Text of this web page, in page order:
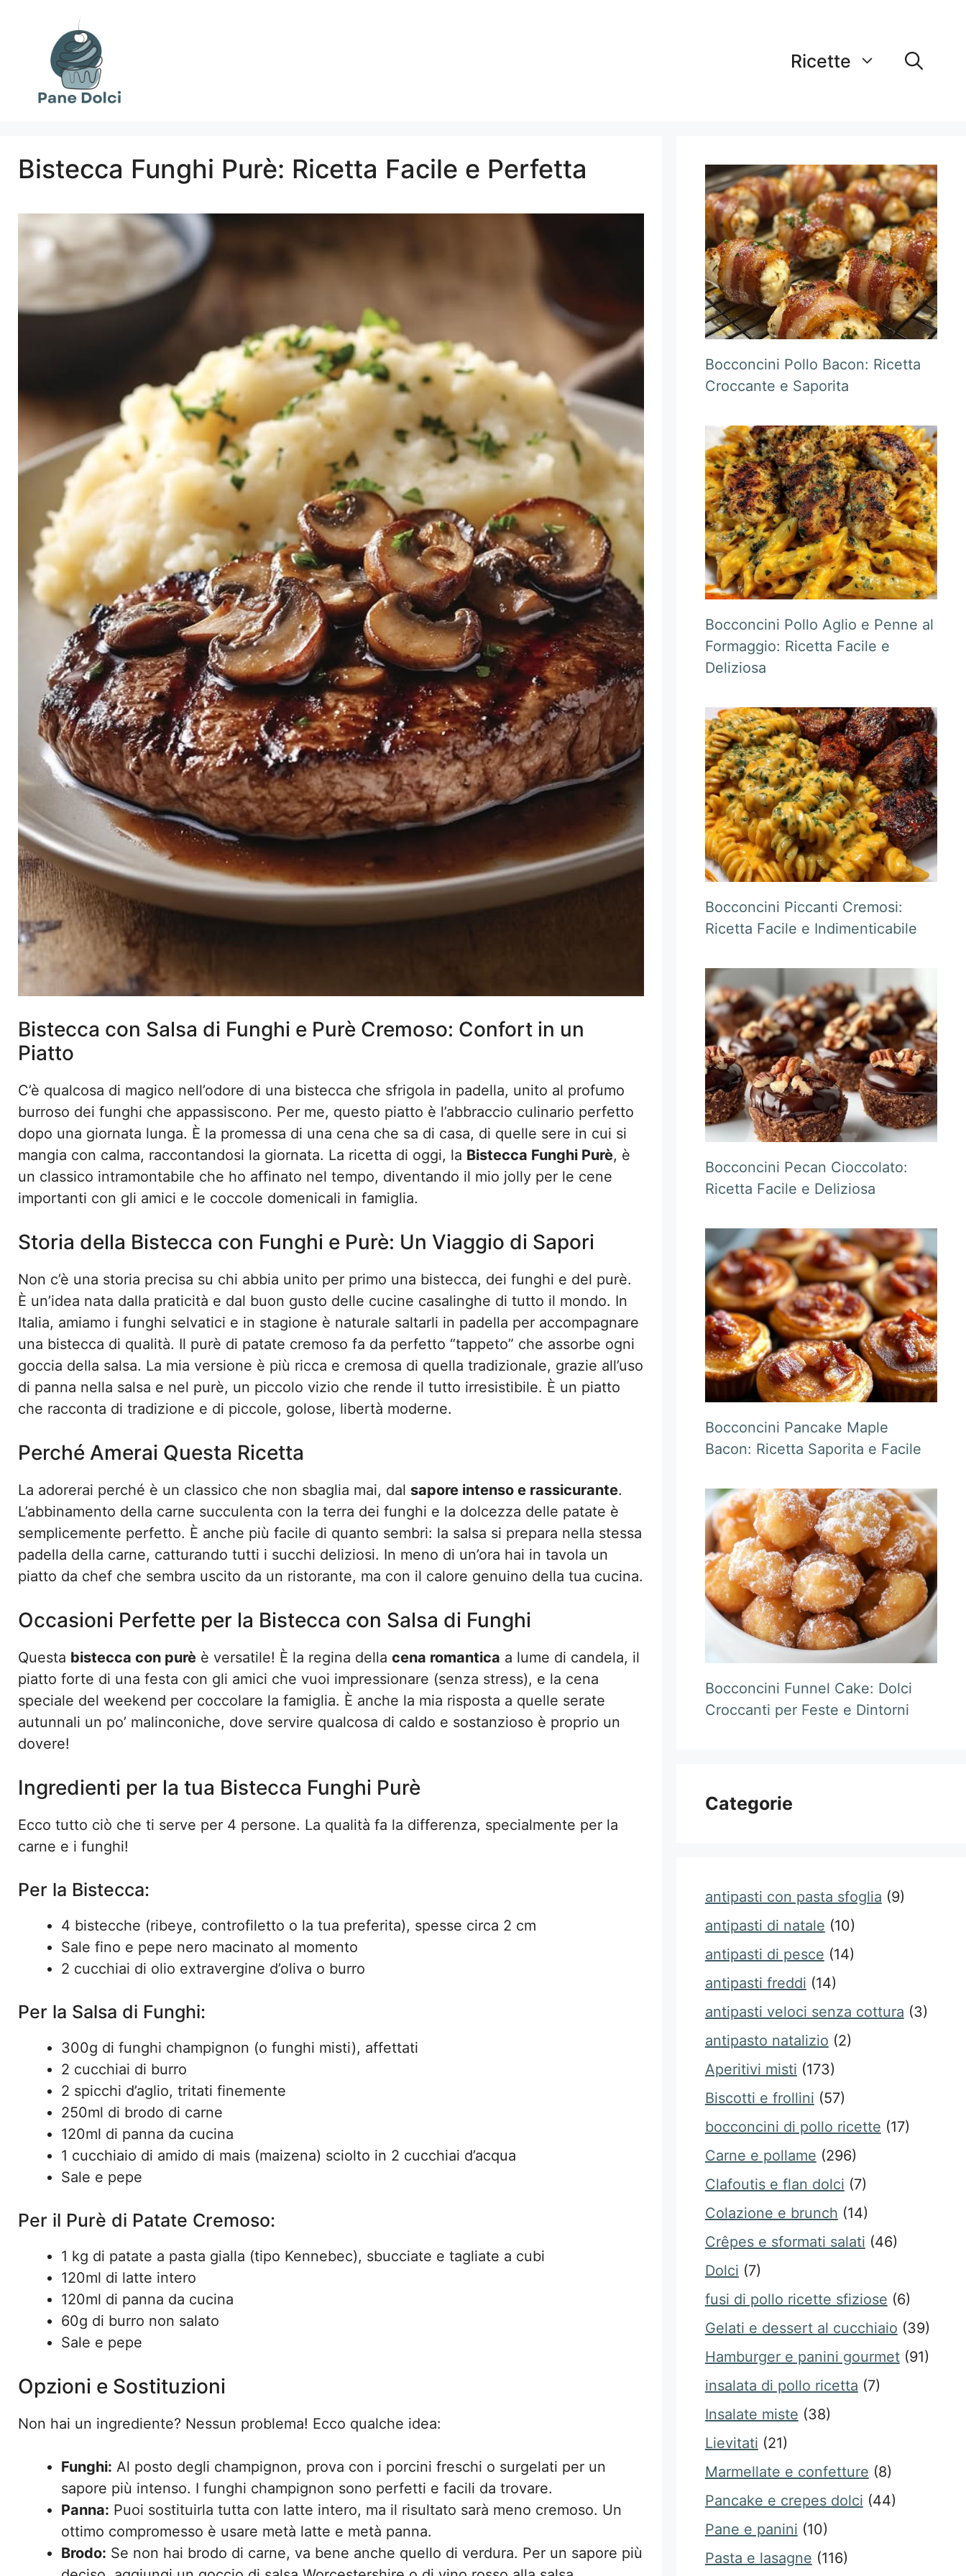
contenuto
Ricette
Bistecca Funghi Purè: Ricetta Facile e Perfetta
Bistecca con Salsa di Funghi e Purè Cremoso: Confort in un
Piatto
C’è qualcosa di magico nell’odore di una bistecca che sfrigola in padella, unito al profumo
burroso dei funghi che appassiscono. Per me, questo piatto è l’abbraccio culinario perfetto
dopo una giornata lunga. È la promessa di una cena che sa di casa, di quelle sere in cui si
mangia con calma, raccontandosi la giornata. La ricetta di oggi, la Bistecca Funghi Purè, è
un classico intramontabile che ho affinato nel tempo, diventando il mio jolly per le cene
importanti con gli amici e le coccole domenicali in famiglia.
Storia della Bistecca con Funghi e Purè: Un Viaggio di Sapori
Non c’è una storia precisa su chi abbia unito per primo una bistecca, dei funghi e del purè.
È un’idea nata dalla praticità e dal buon gusto delle cucine casalinghe di tutto il mondo. In
Italia, amiamo i funghi selvatici e in stagione è naturale saltarli in padella per accompagnare
una bistecca di qualità. Il purè di patate cremoso fa da perfetto “tappeto” che assorbe ogni
goccia della salsa. La mia versione è più ricca e cremosa di quella tradizionale, grazie all’uso
di panna nella salsa e nel purè, un piccolo vizio che rende il tutto irresistibile. È un piatto
che racconta di tradizione e di piccole, golose, libertà moderne.
Perché Amerai Questa Ricetta
La adorerai perché è un classico che non sbaglia mai, dal sapore intenso e rassicurante.
L’abbinamento della carne succulenta con la terra dei funghi e la dolcezza delle patate è
semplicemente perfetto. È anche più facile di quanto sembri: la salsa si prepara nella stessa
padella della carne, catturando tutti i succhi deliziosi. In meno di un’ora hai in tavola un
piatto da chef che sembra uscito da un ristorante, ma con il calore genuino della tua cucina.
Occasioni Perfette per la Bistecca con Salsa di Funghi
Questa bistecca con purè è versatile! È la regina della cena romantica a lume di candela, il
piatto forte di una festa con gli amici che vuoi impressionare (senza stress), e la cena
speciale del weekend per coccolare la famiglia. È anche la mia risposta a quelle serate
autunnali un po’ malinconiche, dove servire qualcosa di caldo e sostanzioso è proprio un
dovere!
Ingredienti per la tua Bistecca Funghi Purè
Ecco tutto ciò che ti serve per 4 persone. La qualità fa la differenza, specialmente per la
carne e i funghi!
Per la Bistecca:
4 bistecche (ribeye, controfiletto o la tua preferita), spesse circa 2 cm
Sale fino e pepe nero macinato al momento
2 cucchiai di olio extravergine d’oliva o burro
Per la Salsa di Funghi:
300g di funghi champignon (o funghi misti), affettati
2 cucchiai di burro
2 spicchi d’aglio, tritati finemente
250ml di brodo di carne
120ml di panna da cucina
1 cucchiaio di amido di mais (maizena) sciolto in 2 cucchiai d’acqua
Sale e pepe
Per il Purè di Patate Cremoso:
1 kg di patate a pasta gialla (tipo Kennebec), sbucciate e tagliate a cubi
120ml di latte intero
120ml di panna da cucina
60g di burro non salato
Sale e pepe
Opzioni e Sostituzioni
Non hai un ingrediente? Nessun problema! Ecco qualche idea:
Funghi: Al posto degli champignon, prova con i porcini freschi o surgelati per un
sapore più intenso. I funghi champignon sono perfetti e facili da trovare.
Panna: Puoi sostituirla tutta con latte intero, ma il risultato sarà meno cremoso. Un
ottimo compromesso è usare metà latte e metà panna.
Brodo: Se non hai brodo di carne, va bene anche quello di verdura. Per un sapore più
Bocconcini Pollo Bacon: Ricetta
Croccante e Saporita
Bocconcini Pollo Aglio e Penne al
Formaggio: Ricetta Facile e
Deliziosa
Bocconcini Piccanti Cremosi:
Ricetta Facile e Indimenticabile
Bocconcini Pecan Cioccolato:
Ricetta Facile e Deliziosa
Bocconcini Pancake Maple
Bacon: Ricetta Saporita e Facile
Bocconcini Funnel Cake: Dolci
Croccanti per Feste e Dintorni
Categorie
antipasti con pasta sfoglia (9)
antipasti di natale (10)
antipasti di pesce (14)
antipasti freddi (14)
antipasti veloci senza cottura (3)
antipasto natalizio (2)
Aperitivi misti (173)
Biscotti e frollini (57)
bocconcini di pollo ricette (17)
Carne e pollame (296)
Clafoutis e flan dolci (7)
Colazione e brunch (14)
Crêpes e sformati salati (46)
Dolci (7)
fusi di pollo ricette sfiziose (6)
Gelati e dessert al cucchiaio (39)
Hamburger e panini gourmet(91)
insalata di pollo ricetta (7)
Insalate miste (38)
Lievitati (21)
Marmellate e confetture (8)
Pancake e crepes dolci (44)
Pane e panini (10)
Pasta e lasagne (116)